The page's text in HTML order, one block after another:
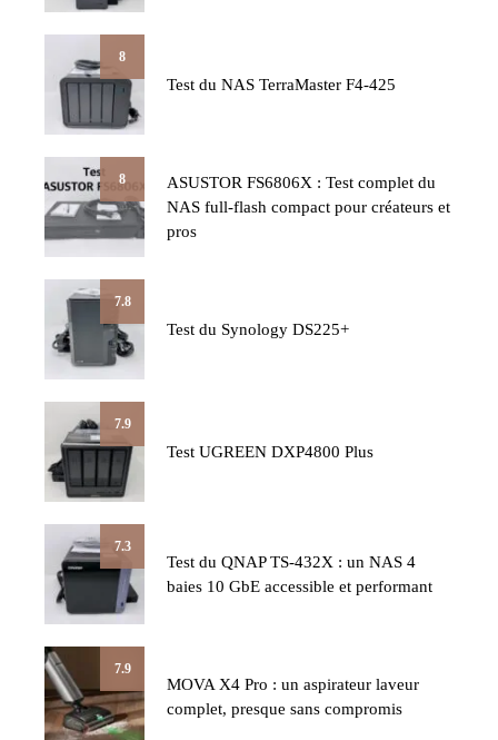
8
Test du NAS TerraMaster F4-425
8
ASUSTOR FS6806X : Test complet du
NAS full-flash compact pour créateurs et
pros
7.8
Test du Synology DS225+
7.9
Test UGREEN DXP4800 Plus
7.3
Test du QNAP TS-432X : un NAS 4
baies 10 GbE accessible et performant
7.9
MOVA X4 Pro : un aspirateur laveur
complet, presque sans compromis